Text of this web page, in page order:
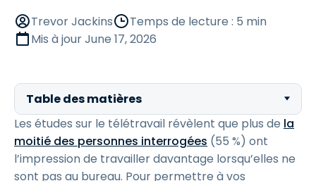
Trevor Jackins
Temps de lecture : 5 min
Mis à jourJune 17, 2026
Table des matières
Les études sur le télétravail révèlent que plus de la
moitié des personnes interrogées (55 %) ont
l’impression de travailler davantage lorsqu’elles ne
sont pas au bureau. Pour permettre à vos